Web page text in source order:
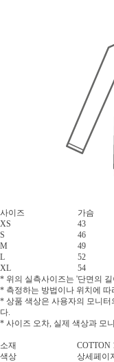
사이즈 가슴
XS
43
S
46
M
49
L
52
XL
54
* 위의 실측사이즈는 '단면의
* 측정하는 방법이나 위치에 따
* 상품 색상은 사용자의 모니터
다.
* 사이즈 오차, 실제 색상과 모
소재
COTTON
색상
상세페이